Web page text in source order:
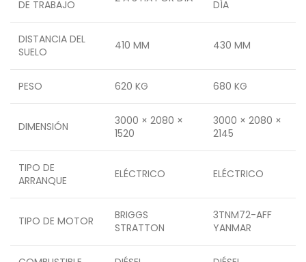
DE TRABAJO
DÍA
DISTANCIA DEL
SUELO
410 MM 430 MM
PESO 620 KG 680 KG
DIMENSIÓN
3000 × 2080 ×
1520
3000 × 2080 ×
2145
TIPO DE
ARRANQUE
ELÉCTRICO ELÉCTRICO
TIPO DE MOTOR
BRIGGS
STRATTON
3TNM72-AFF
YANMAR